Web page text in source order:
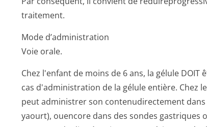
traitement.
Mode d’administration
Voie orale.
Chez l'enfant de moins de 6 ans, la gélule
cas d'administration de la gélule entière. Chez
peut administrer son contenudirectement
yaourt), ouencore dans des sondes